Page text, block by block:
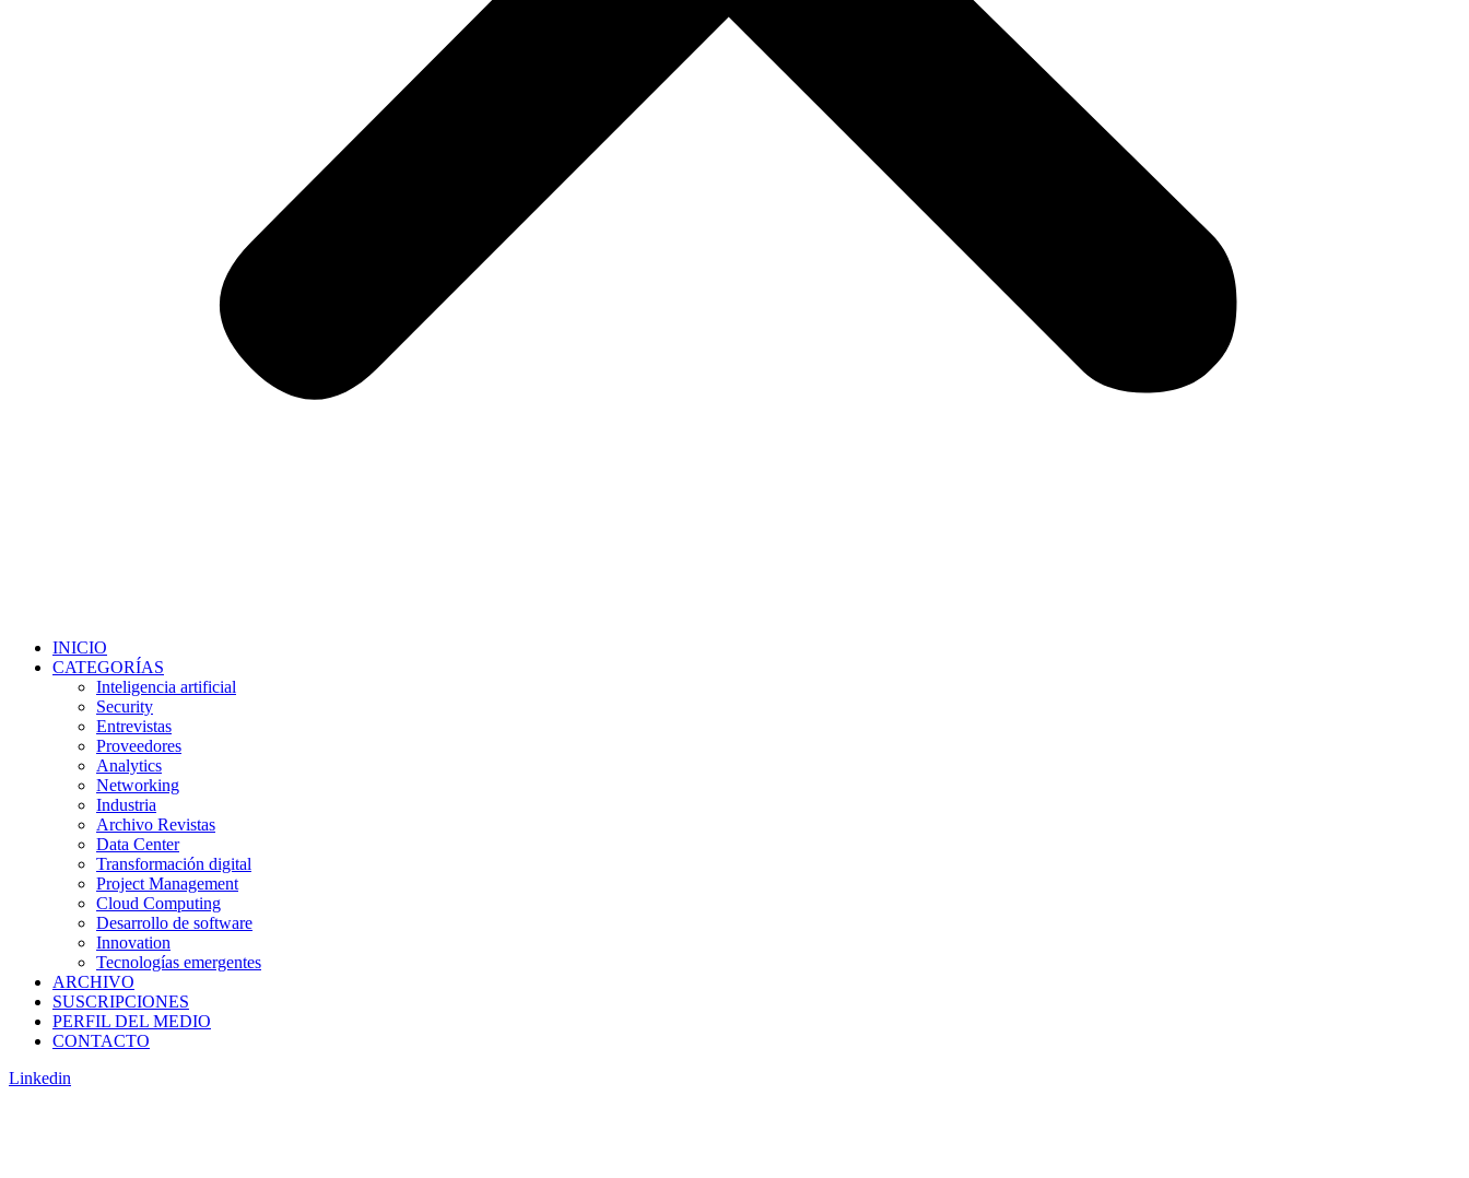
INICIO
CATEGORÍAS
Inteligencia artificial
Security
Entrevistas
Proveedores
Analytics
Networking
Industria
Archivo Revistas
Data Center
Transformación digital
Project Management
Cloud Computing
Desarrollo de software
Innovation
Tecnologías emergentes
ARCHIVO
SUSCRIPCIONES
PERFIL DEL MEDIO
CONTACTO
Linkedin